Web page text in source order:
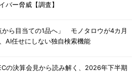
バー脅威【調査】
から目当ての1品へ」 モノタロウが4カ月
AI任せにしない独自検索機能
の決算会見から読み解く、2026年下半期